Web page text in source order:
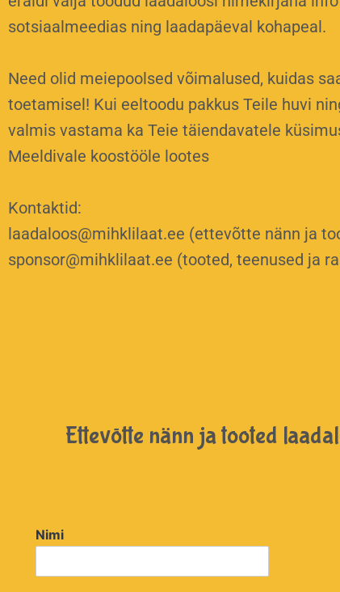
sotsiaalmeedias ning laadapäeval kohapeal.
Need olid meiepoolsed võimalused, kuidas
toetamisel! Kui eeltoodu pakkus Teile huvi
valmis vastama ka Teie täiendavatele
Meeldivale koostööle lootes
Kontaktid:
laadaloos@mihklilaat.ee (ettevõtte nänn ja
sponsor@mihklilaat.ee (tooted, teenused ja
Ettevõtte nänn ja tooted
Nimi